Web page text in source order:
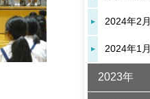
2024年2月
2024年1月
2023年